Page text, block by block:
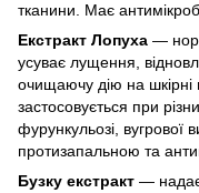
тканини. Має
Екстракт Лопуха —
усуває лущення,
очищаючу дію на
застосовується при
фурункульозі, вугрової
протизапальною та
Бузку екстракт —